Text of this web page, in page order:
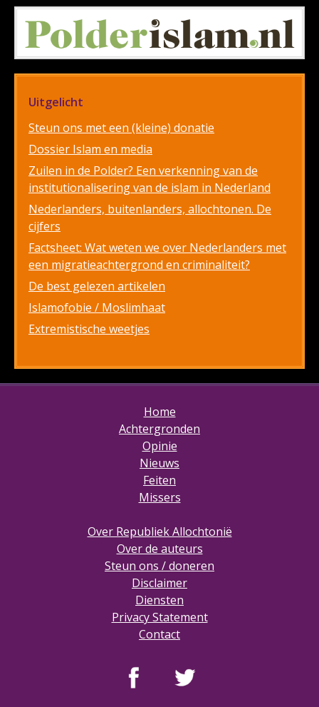
Uitgelicht
Steun ons met een (kleine) donatie
Dossier Islam en media
Zuilen in de Polder? Een verkenning van de
institutionalisering van de islam in Nederland
Nederlanders, buitenlanders, allochtonen. De
cijfers
Factsheet: Wat weten we over Nederlanders met
een migratieachtergrond en criminaliteit?
De best gelezen artikelen
Islamofobie / Moslimhaat
Extremistische weetjes
Home
Achtergronden
Opinie
Nieuws
Feiten
Missers
Over Republiek Allochtonië
Over de auteurs
Steun ons / doneren
Disclaimer
Diensten
Privacy Statement
Contact